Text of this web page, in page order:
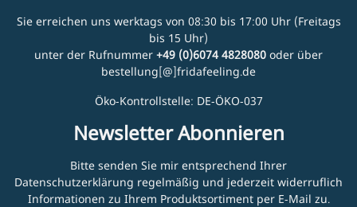
Sie erreichen uns werktags von 08:30 bis 17:00 Uhr (Freitags
bis 15 Uhr)
unter der Rufnummer +49 (0)6074 4828080 oder über
bestellung[@]fridafeeling.de
Öko-Kontrollstelle: DE-ÖKO-037
Newsletter Abonnieren
Bitte senden Sie mir entsprechend Ihrer
Datenschutzerklärung regelmäßig und jederzeit widerruflich
Informationen zu Ihrem Produktsortiment per E-Mail zu.